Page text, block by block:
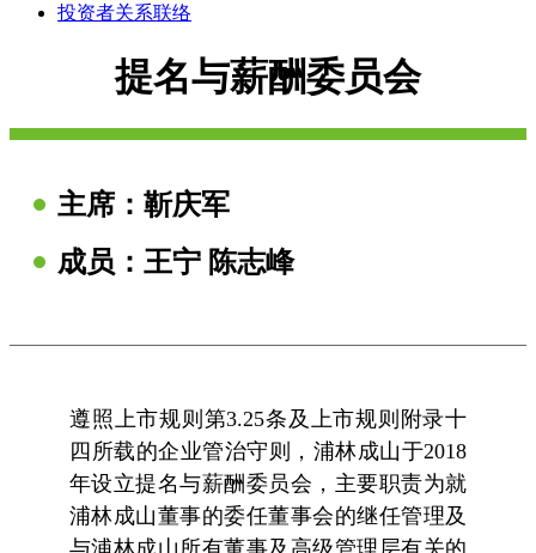
投资者关系联络
提名与薪酬委员会
主席：靳庆军
成员：王宁 陈志峰
遵照上市规则第3.25条及上市规则附录十
四所载的企业管治守则，浦林成山于2018
年设立提名与薪酬委员会，主要职责为就
浦林成山董事的委任董事会的继任管理及